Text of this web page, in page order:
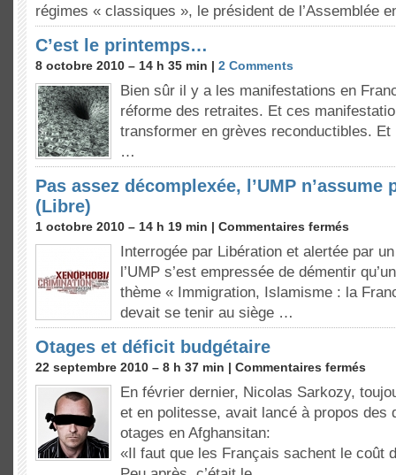
régimes « classiques », le président de l’Assemblée
C’est le printemps…
8 octobre 2010 – 14 h 35 min | 2 Comments
Bien sûr il y a les manifestations en
réforme des retraites. Et ces
transformer en grèves reconductibles.
…
Pas assez décomplexée, l’UMP n’assume
(Libre)
1 octobre 2010 – 14 h 19 min | Commentaires fermés
Interrogée par Libération et alertée par
l’UMP s’est empressée de démentir
thème « Immigration, Islamisme : la
devait se tenir au siège …
Otages et déficit budgétaire
22 septembre 2010 – 8 h 37 min | Commentaires fermés
En février dernier, Nicolas Sarkozy,
et en politesse, avait lancé à propos des
otages en Afghansitan:
«Il faut que les Français sachent le coût